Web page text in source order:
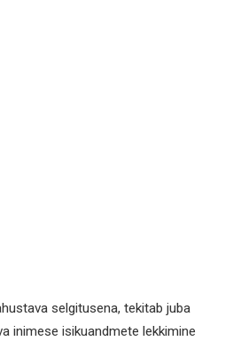
selgitusena, tekitab juba
inimese isikuandmete lekkimine